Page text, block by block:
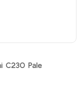
C230 Pale